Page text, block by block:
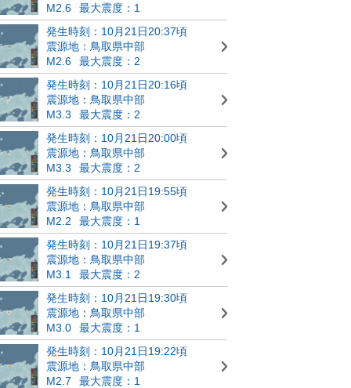
M2.6
最大震度：1
発生時刻：10月21日20:37頃
震源地：鳥取県中部
M2.6
最大震度：2
発生時刻：10月21日20:16頃
震源地：鳥取県中部
M3.3
最大震度：2
発生時刻：10月21日20:00頃
震源地：鳥取県中部
M3.3
最大震度：2
発生時刻：10月21日19:55頃
震源地：鳥取県中部
M2.2
最大震度：1
発生時刻：10月21日19:37頃
震源地：鳥取県中部
M3.1
最大震度：2
発生時刻：10月21日19:30頃
震源地：鳥取県中部
M3.0
最大震度：1
発生時刻：10月21日19:22頃
震源地：鳥取県中部
M2.7
最大震度：1